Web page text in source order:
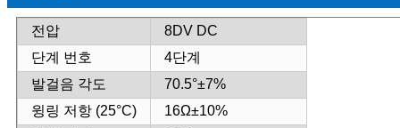
전압
8DV DC
단계 번호
4단계
발걸음 각도
70.5°±7%
윙링 저항 (25°C)
16Ω±10%